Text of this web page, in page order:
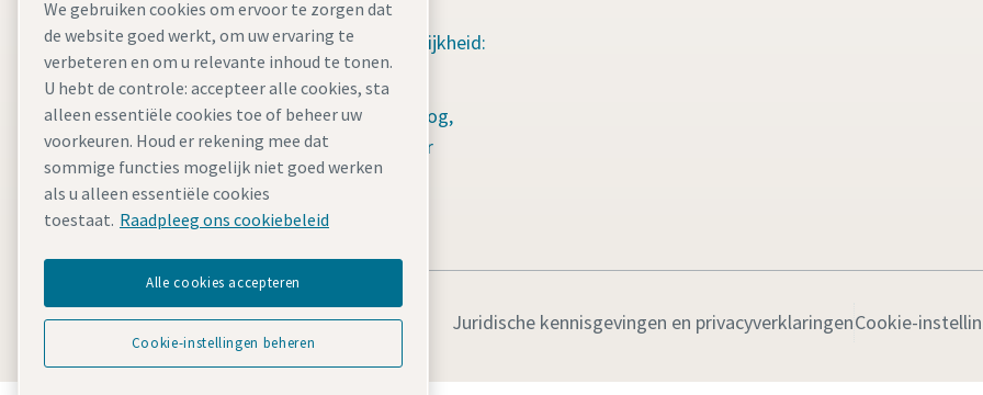
Energieopslagsysteme
n
Lichtmasten
Mobiele
luchtcompressoren
Stroomgeneratoren
Sociale
verantwoordelijkheid:
Water for All
Contenthub: blog,
gidsen en meer
Juridische kennisgevingen en privacyverklaringenCookie-
We gebruiken cookies om ervoor te zorgen dat
de website goed werkt, om uw ervaring te
verbeteren en om u relevante inhoud te tonen.
U hebt de controle: accepteer alle cookies, sta
alleen essentiële cookies toe of beheer uw
voorkeuren. Houd er rekening mee dat
sommige functies mogelijk niet goed werken
als u alleen essentiële cookies
toestaat. Raadpleeg ons cookiebeleid
Alle cookies accepteren
Cookie-instellingen beheren